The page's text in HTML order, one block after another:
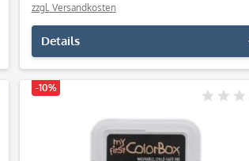
zzgl. Versandkosten
Details
-10%